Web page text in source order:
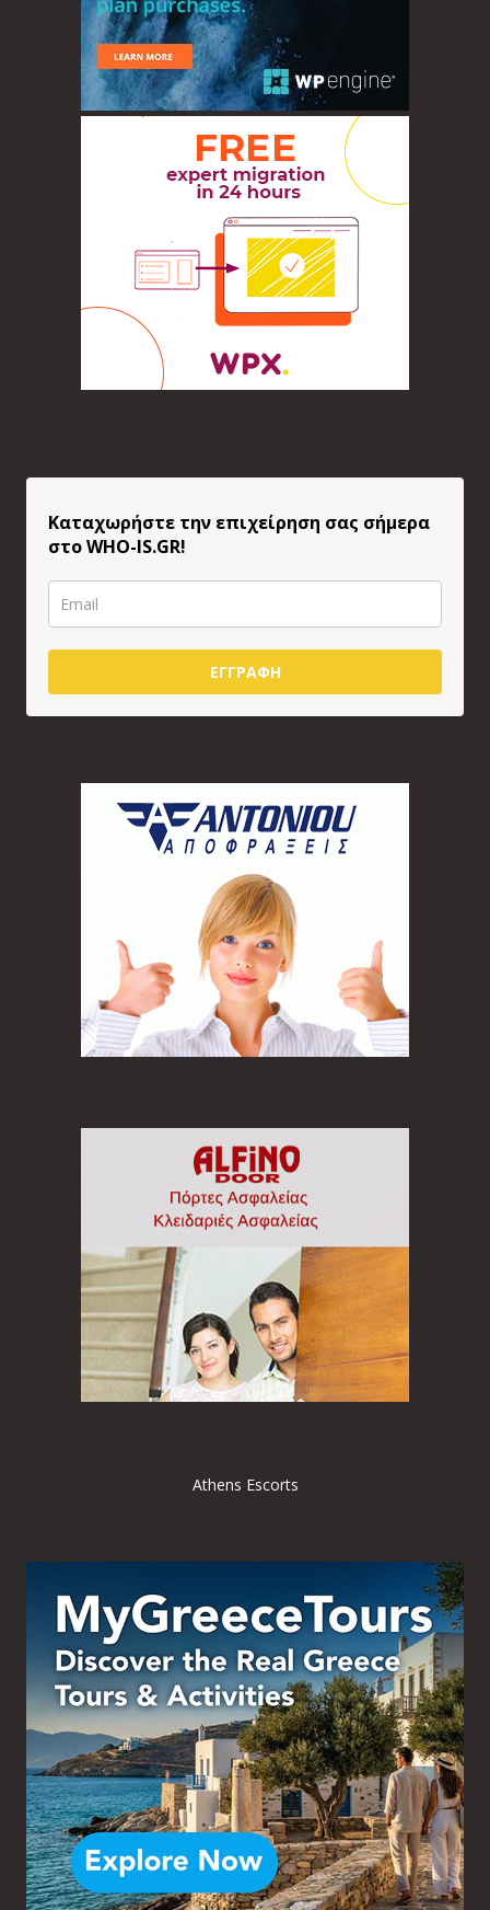
Καταχωρήστε την επιχείρηση σας σήμερα
στο WHO-IS.GR!
ΕΓΓΡΑΦΗ
Athens Escorts